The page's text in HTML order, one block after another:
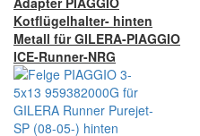
Kotflügelhalter- hinten
Metall für GILERA-PIAGGIO
ICE-Runner-NRG